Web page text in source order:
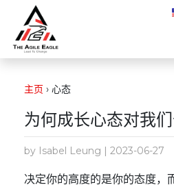
主页 › 心态
为何成长心态对我们
by Isabel Leung | 2023-06-27
决定你的高度的是你的态度，